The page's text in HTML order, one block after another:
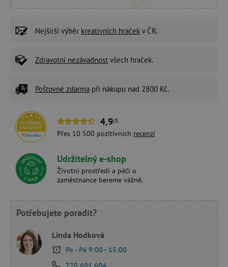
Nejširší výběr kreativních hraček v ČR.
Zdravotní nezávadnost všech hraček.
Poštovné zdarma při nákupu nad 2800 Kč.
4,9/5
Přes 10 500 pozitivních recenzí
Udržitelný e-shop
Životní prostředí a péči o
zaměstnance bereme vážně.
Potřebujete poradit?
Linda Hodková
Po - Pá 9:00 - 15:00